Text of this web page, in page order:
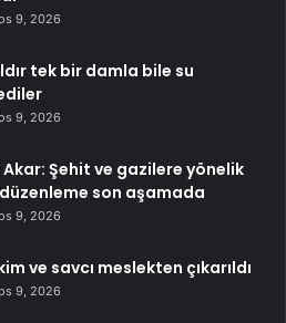
9, 2026
tek bir damla bile su
9, 2026
Akar: Şehit ve gazilere yönelik
son aşamada
9, 2026
ve savcı meslekten çıkarıldı
9, 2026